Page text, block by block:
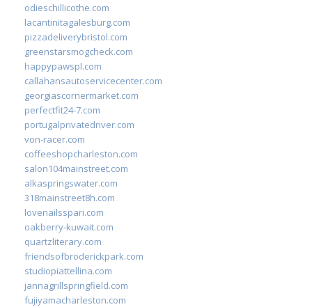
odieschillicothe.com
lacantinitagalesburg.com
pizzadeliverybristol.com
greenstarsmogcheck.com
happypawspl.com
callahansautoservicecenter.com
georgiascornermarket.com
perfectfit24-7.com
portugalprivatedriver.com
von-racer.com
coffeeshopcharleston.com
salon104mainstreet.com
alkaspringswater.com
318mainstreet8h.com
lovenailsspari.com
oakberry-kuwait.com
quartzliterary.com
friendsofbroderickpark.com
studiopiattellina.com
jannagrillspringfield.com
fujiyamacharleston.com